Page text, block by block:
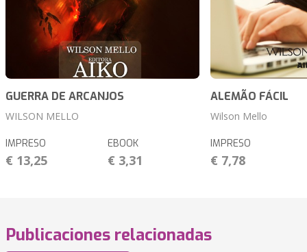
GUERRA DE ARCANJOS
WILSON MELLO
IMPRESO
€ 13,25
EBOOK
€ 3,31
ALEMÃO FÁCIL
Wilson Mello
IMPRESO
€ 7,78
Publicaciones relacionadas